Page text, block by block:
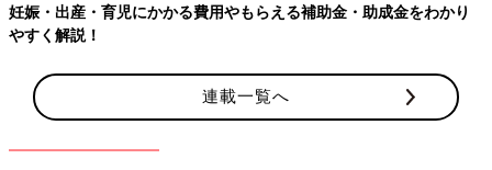
妊娠・出産・育児にかかる費用やもらえる補助金・助成金をわかり
やすく解説！
連載一覧へ